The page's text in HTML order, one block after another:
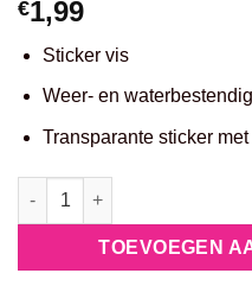
€1,99
Sticker vis
Weer- en waterbestendig
Transparante sticker
AQ1 - Vis aantal
TOEVOEGEN